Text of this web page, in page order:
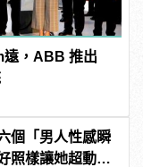
遠，ABB 推出
個「男人性感瞬
照樣讓她超動